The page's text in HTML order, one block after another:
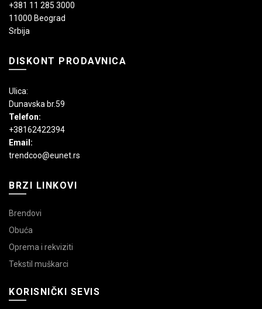
+381 11 285 3000
11000 Beograd
Srbija
DISKONT PRODAVNICA
Ulica:
Dunavska br.59
Telefon:
+38162422394
Email:
trendcoo@eunet.rs
BRZI LINKOVI
Brendovi
Obuća
Oprema i rekviziti
Tekstil muškarci
KORISNIČKI SEVIS